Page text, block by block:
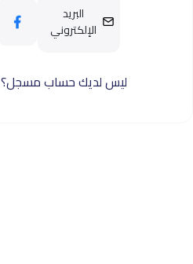
البريد
الإلكتروني
ليس لديك حساب مسجل؟